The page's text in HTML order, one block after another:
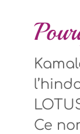
Ce